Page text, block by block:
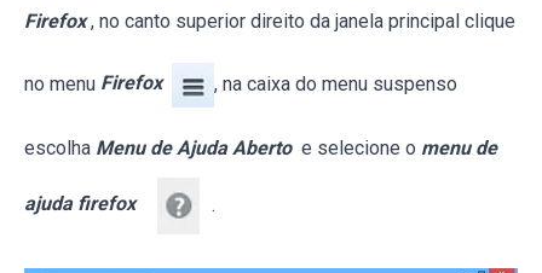
Firefox , no canto superior direito da janela principal clique
no menu Firefox , na caixa do menu suspenso
escolha Menu de Ajuda Aberto e selecione o menu de
ajuda firefox .